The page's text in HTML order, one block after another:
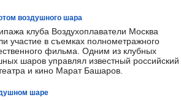
воздушного шара
клуба Воздухоплаватели Москва
участие в съемках полнометражного
фильма. Одним из клубных
шаров управлял известный российский
и кино Марат Башаров.
шаре